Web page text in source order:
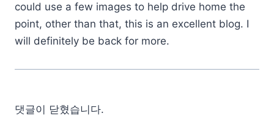
could use a few images to help drive home the
point, other than that, this is an excellent blog. I
will definitely be back for more.
댓글이 닫혔습니다.